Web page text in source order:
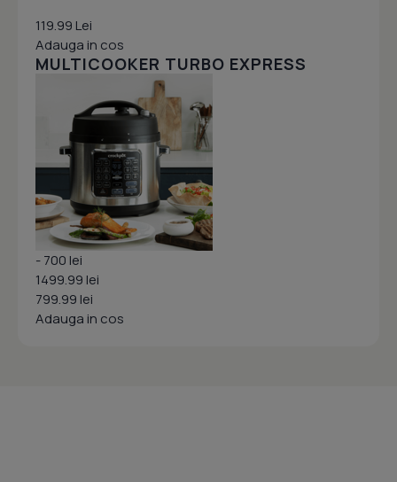
119.99 Lei
Adauga in cos
MULTICOOKER TURBO EXPRESS
- 700 lei
1499.99 lei
799.99 lei
Adauga in cos